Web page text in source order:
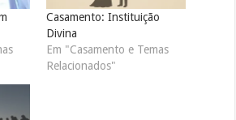
Casamento: Instituição
Divina
Em "Casamento e Temas
Relacionados"